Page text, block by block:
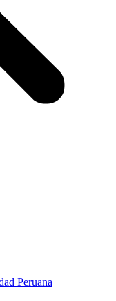
Peruana